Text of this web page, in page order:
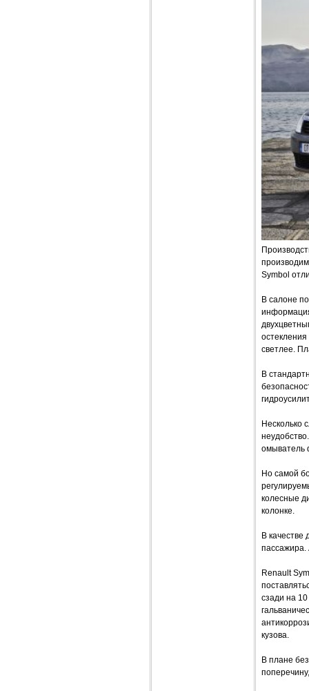
Symbol
В салоне
светлее.
В
Несколько
омыватель
Но самой
колесные
колонке.
В качестве
пассажира.
Renault
сзади на
кузова.
В плане